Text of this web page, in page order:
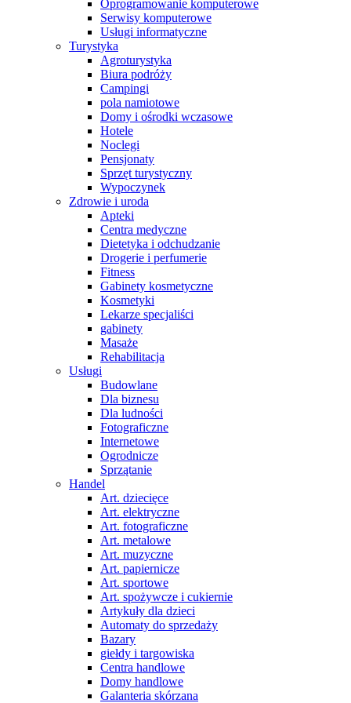
Oprogramowanie komputerowe
Serwisy komputerowe
Usługi informatyczne
Turystyka
Agroturystyka
Biura podróży
Campingi
pola namiotowe
Domy i ośrodki wczasowe
Hotele
Noclegi
Pensjonaty
Sprzęt turystyczny
Wypoczynek
Zdrowie i uroda
Apteki
Centra medyczne
Dietetyka i odchudzanie
Drogerie i perfumerie
Fitness
Gabinety kosmetyczne
Kosmetyki
Lekarze specjaliści
gabinety
Masaże
Rehabilitacja
Usługi
Budowlane
Dla biznesu
Dla ludności
Fotograficzne
Internetowe
Ogrodnicze
Sprzątanie
Handel
Art. dziecięce
Art. elektryczne
Art. fotograficzne
Art. metalowe
Art. muzyczne
Art. papiernicze
Art. sportowe
Art. spożywcze i cukiernie
Artykuły dla dzieci
Automaty do sprzedaży
Bazary
giełdy i targowiska
Centra handlowe
Domy handlowe
Galanteria skórzana